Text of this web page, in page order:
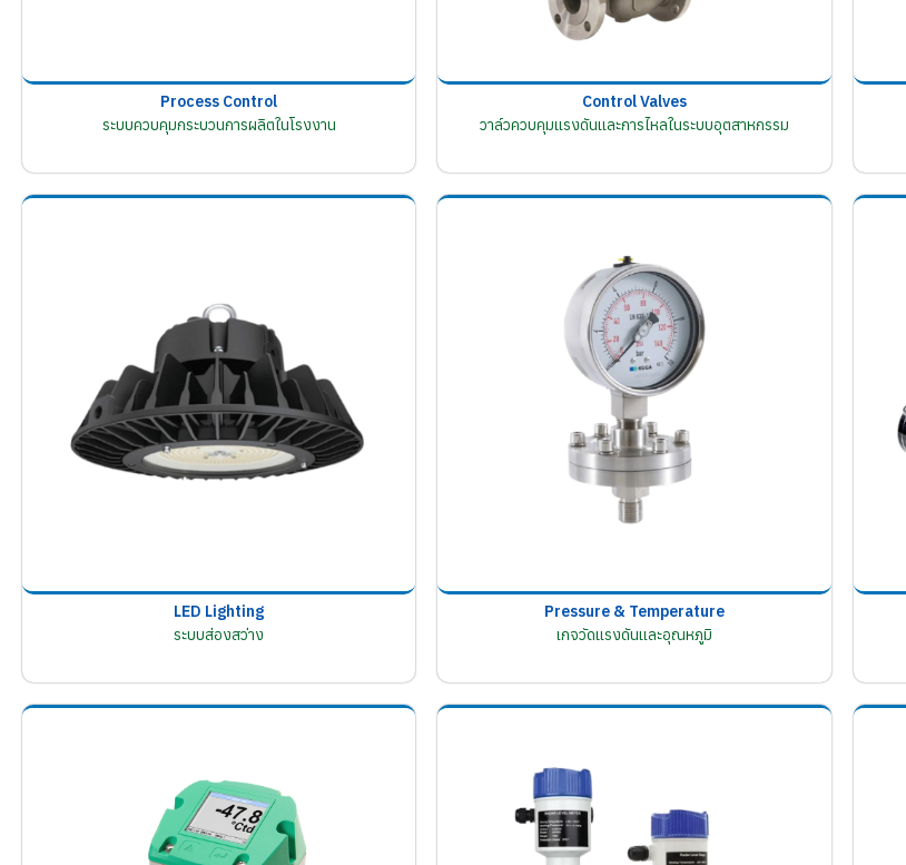
Process Control
ระบบควบคุมกระบวนการผลิตในโรงงาน
Control Valves
วาล์วควบคุมแรงดันและการไหลในระบบอุตสาหกรรม
LED Lighting
ระบบส่องสว่าง
Pressure & Temperature
เกจวัดแรงดันและอุณหภูมิ